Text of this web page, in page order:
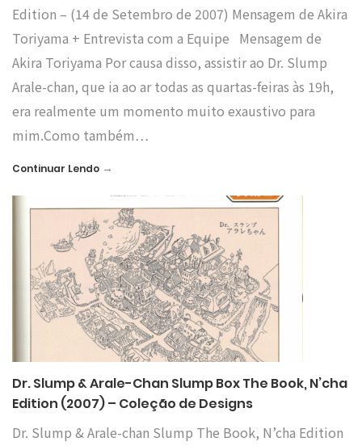
Edition – (14 de Setembro de 2007) Mensagem de Akira
Toriyama + Entrevista com a Equipe Mensagem de
Akira Toriyama Por causa disso, assistir ao Dr. Slump
Arale-chan, que ia ao ar todas as quartas-feiras às 19h,
era realmente um momento muito exaustivo para
mim.Como também…
Continuar Lendo →
Dr. Slump & Arale-Chan Slump Box The Book, N’cha
Edition (2007) – Coleção de Designs
Dr. Slump & Arale-chan Slump The Book, N’cha Edition